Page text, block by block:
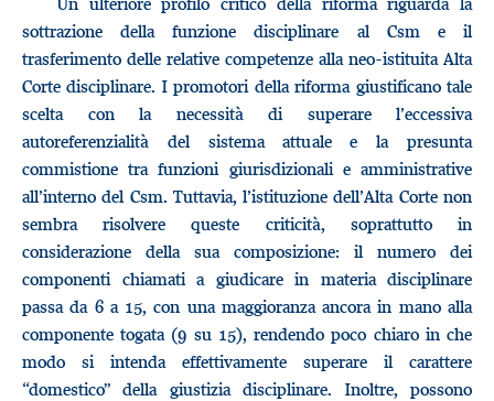
sottrazione della funzione disciplinare al Csm e il
trasferimento delle relative competenze alla neo-istituita Alta
Corte disciplinare. I promotori della riforma giustificano tale
scelta con la necessità di superare l’eccessiva
autoreferenzialità del sistema attuale e la presunta
commistione tra funzioni giurisdizionali e amministrative
all’interno del Csm. Tuttavia, l’istituzione dell’Alta Corte non
sembra risolvere queste criticità, soprattutto in
considerazione della sua composizione: il numero dei
componenti chiamati a giudicare in materia disciplinare
passa da 6 a 15, con una maggioranza ancora in mano alla
componente togata (9 su 15), rendendo poco chiaro in che
modo si intenda effettivamente superare il carattere
“domestico” della giustizia disciplinare. Inoltre, possono